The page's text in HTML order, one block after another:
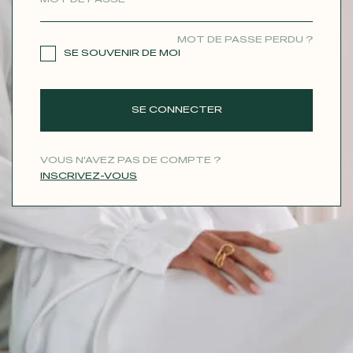
MOT DE PASSE PERDU ?
SE SOUVENIR DE MOI
SE CONNECTER
VOUS N'AVEZ PAS DE COMPTE ?
INSCRIVEZ-VOUS